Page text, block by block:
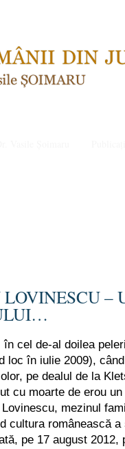
–
cel de-al doilea
loc în iulie 2009),
pe dealul de la
cu moarte de erou
mezinul
cultura românească
pe 17 august 2012,